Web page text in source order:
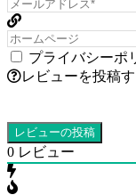
プライバシーポ
レビューを投稿
0 レビュー